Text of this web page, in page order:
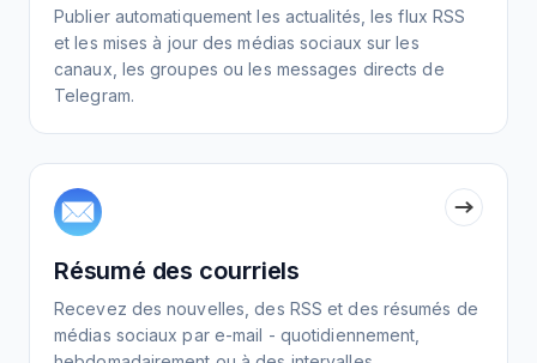
Publier automatiquement les actualités, les flux RSS
et les mises à jour des médias sociaux sur les
canaux, les groupes ou les messages directs de
Telegram.
Résumé des courriels
Recevez des nouvelles, des RSS et des résumés de
médias sociaux par e-mail - quotidiennement,